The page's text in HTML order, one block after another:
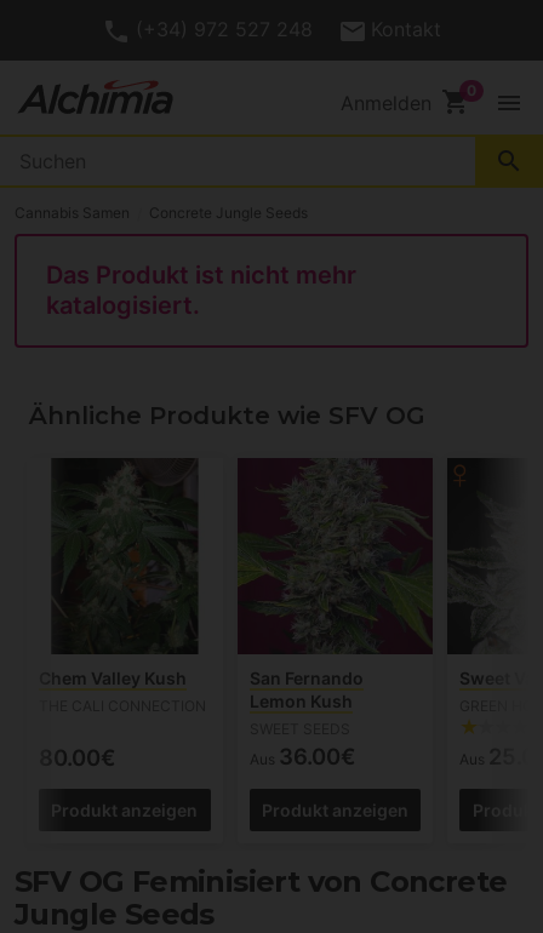
(+34) 972 527 248 Kontakt
Anmelden shopping_cart menu
search
Cannabis Samen Concrete Jungle Seeds
Das Produkt ist nicht mehr
katalogisiert.
Ähnliche Produkte wie SFV OG
Chem Valley Kush
80.00€
Produkt anzeigen
San Fernando
Lemon Kush
Aus 36.00€
Produkt anzeigen
Sweet
Aus
Produkt
SFV OG Feminisiert von Concrete
Jungle Seeds